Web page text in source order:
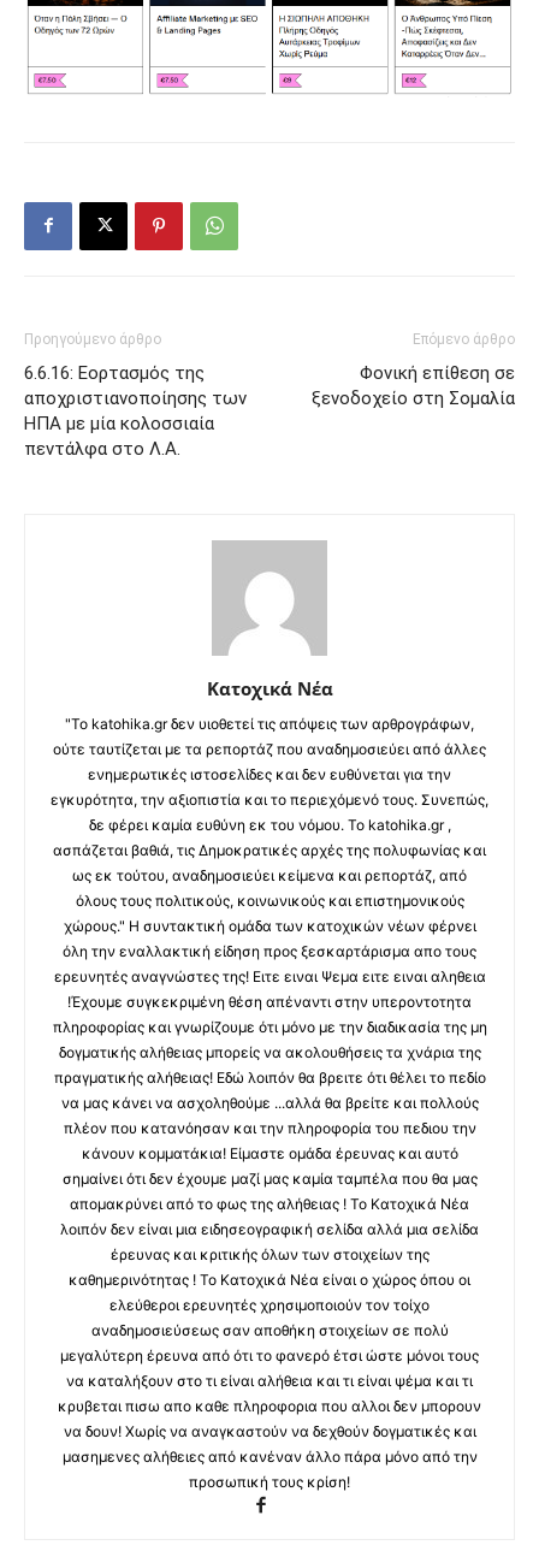
Προηγούμενο άρθρο
6.6.16: Εορτασμός της
αποχριστιανοποίησης των
ΗΠΑ με μία κολοσσιαία
πεντάλφα στο Λ.Α.
Επόμενο άρθρο
Φονική επίθεση σε
ξενοδοχείο στη Σομαλία
Κατοχικά Νέα
"Το katohika.gr δεν υιοθετεί τις απόψεις των αρθρογράφων,
ούτε ταυτίζεται με τα ρεπορτάζ που αναδημοσιεύει από άλλες
ενημερωτικές ιστοσελίδες και δεν ευθύνεται για την
εγκυρότητα, την αξιοπιστία και το περιεχόμενό τους. Συνεπώς,
δε φέρει καμία ευθύνη εκ του νόμου. Το katohika.gr ,
ασπάζεται βαθιά, τις Δημοκρατικές αρχές της πολυφωνίας και
ως εκ τούτου, αναδημοσιεύει κείμενα και ρεπορτάζ, από
όλους τους πολιτικούς, κοινωνικούς και επιστημονικούς
χώρους." Η συντακτική ομάδα των κατοχικών νέων φέρνει
όλη την εναλλακτική είδηση προς ξεσκαρτάρισμα απο τους
ερευνητές αναγνώστες της! Ειτε ειναι Ψεμα ειτε ειναι αληθεια
!Έχουμε συγκεκριμένη θέση απέναντι στην υπεροντοτητα
πληροφορίας και γνωρίζουμε ότι μόνο με την διαδικασία της μη
δογματικής αλήθειας μπορείς να ακολουθήσεις τα χνάρια της
πραγματικής αλήθειας! Εδώ λοιπόν θα βρειτε ότι θέλει το πεδίο
να μας κάνει να ασχοληθούμε ...αλλά θα βρείτε και πολλούς
πλέον που κατανόησαν και την πληροφορία του πεδιου την
κάνουν κομματάκια! Είμαστε ομάδα έρευνας και αυτό
σημαίνει ότι δεν έχουμε μαζί μας καμία ταμπέλα που θα μας
απομακρύνει από το φως της αλήθειας ! Το Κατοχικά Νέα
λοιπόν δεν είναι μια ειδησεογραφική σελίδα αλλά μια σελίδα
έρευνας και κριτικής όλων των στοιχείων της
καθημερινότητας ! Το Κατοχικά Νέα είναι ο χώρος όπου οι
ελεύθεροι ερευνητές χρησιμοποιούν τον τοίχο
αναδημοσιεύσεως σαν αποθήκη στοιχείων σε πολύ
μεγαλύτερη έρευνα από ότι το φανερό έτσι ώστε μόνοι τους
να καταλήξουν στο τι είναι αλήθεια και τι είναι ψέμα και τι
κρυβεται πισω απο καθε πληροφορια που αλλοι δεν μπορουν
να δουν! Χωρίς να αναγκαστούν να δεχθούν δογματικές και
μασημενες αλήθειες από κανέναν άλλο πάρα μόνο από την
προσωπική τους κρίση!